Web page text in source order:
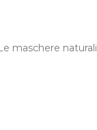
maschere naturali